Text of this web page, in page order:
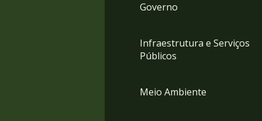
Governo
Infraestrutura e Serviços
Públicos
Meio Ambiente